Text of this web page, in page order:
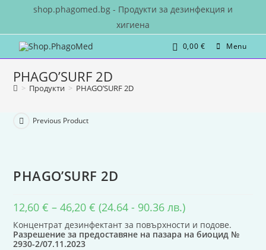
shop.phagomed.bg - Продукти за дезинфекция и
хигиена
0,00 € Menu
PHAGO’SURF 2D
> Продукти > PHAGO’SURF 2D
Previous Product
PHAGO’SURF 2D
12,60€ – 46,20€ (24.64 - 90.36 лв.)
Концентрат дезинфектант за повърхности и подове.
Разрешение за предоставяне на пазара на биоцид №
2930-2/07.11.2023